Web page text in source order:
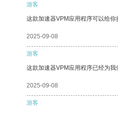
游客
这款加速器VPM应用程序可以给你
2025-09-08
游客
这款加速器VPM应用程序已经为我
2025-09-08
游客